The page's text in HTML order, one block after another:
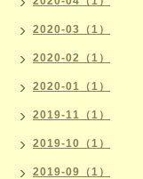
2020-03（1）
2020-02（1）
2020-01（1）
2019-11（1）
2019-10（1）
2019-09（1）